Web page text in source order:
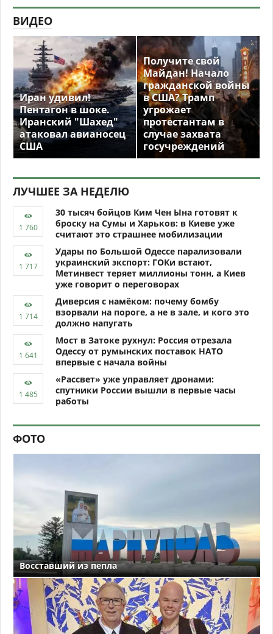
ВИДЕО
Иран удивил!
Пентагон в шоке.
Иранский "Шахед"
атаковал авианосец
США
Получите свой
Майдан! Начало
гражданской войны
в США? Трамп
угрожает
протестантам в
случае захвата
госучреждений
ЛУЧШЕЕ ЗА НЕДЕЛЮ
30 тысяч бойцов Ким Чен Ына готовят к
броску на Сумы и Харьков: в Киеве уже
считают это страшнее мобилизации
Удары по Большой Одессе парализовали
украинский экспорт: ГОКи встают,
Метинвест теряет миллионы тонн, а Киев
уже говорит о переговорах
Диверсия с намёком: почему бомбу
взорвали на пороге, а не в зале, и кого это
должно напугать
Мост в Затоке рухнул: Россия отрезала
Одессу от румынских поставок НАТО
впервые с начала войны
«Рассвет» уже управляет дронами:
спутники России вышли в первые часы
работы
ФОТО
Восставший из пепла